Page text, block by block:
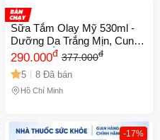
Sữa Tắm Olay Mỹ 530ml -
Dưỡng Da Trắng Mịn, Cung
Cấp Độ Ẩm, Hương Thơm
Dễ Chịu, Sản Phẩm Chính
Hãng Từ Mỹ
290.000đ 377.000đ
5 8 Đã bán
Hồ Chí Minh
-17%